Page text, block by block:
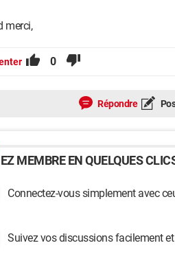
merci,
0
Répondre
MEMBRE EN QUELQUES
Connectez-vous simplement avec
Suivez vos discussions facilement